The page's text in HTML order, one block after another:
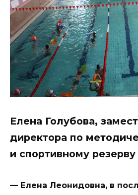
Елена Голубова,
директора по
и спортивному резерву
— Елена Леонидовна, в